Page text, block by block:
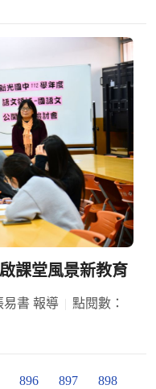
課堂風景新教育
易書 報導
點閱數：
896 897 898